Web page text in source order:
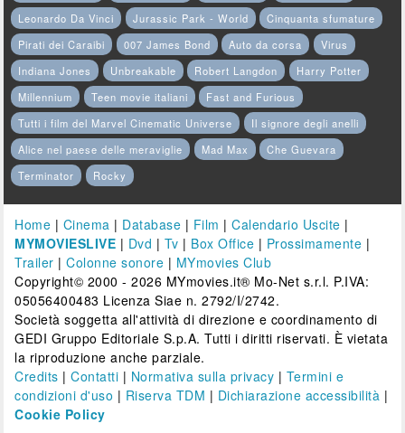
Leonardo Da Vinci
Jurassic Park - World
Cinquanta sfumature
Pirati dei Caraibi
007 James Bond Auto da corsa
Virus
Indiana Jones
Unbreakable Robert Langdon
Harry Potter
Millennium
Teen movie italiani
Fast and Furious
Tutti i film del Marvel Cinematic Universe
Il signore degli anelli
Alice nel paese delle meraviglie
Mad Max
Che Guevara
Terminator
Rocky
Home | Cinema | Database | Film |Calendario Uscite |
MYMOVIESLIVE | Dvd | Tv | Box Office | Prossimamente |
Trailer |Colonne sonore | MYmovies Club
Copyright© 2000 - 2026 MYmovies.it® Mo-Net s.r.l. P.IVA:
05056400483 Licenza Siae n. 2792/I/2742.
Società soggetta all'attività di direzione e coordinamento di
GEDI Gruppo Editoriale S.p.A. Tutti i diritti riservati. È vietata
la riproduzione anche parziale.
Credits |Contatti | Normativa sulla privacy | Termini e
condizioni d'uso | Riserva TDM | Dichiarazione accessibilità |
Cookie Policy